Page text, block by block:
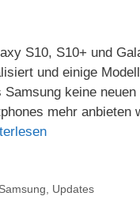
S10, S10+ und
und einige
keine
mehr anbieten
Samsung
Updates